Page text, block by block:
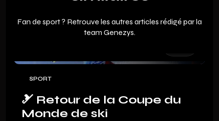
Fan de sport ? Retrouve les autres articles rédigé par la
team Genezys.
SPORT
🎿 Retour de la Coupe du
Monde de ski